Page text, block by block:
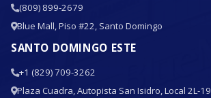
(809) 899-2679
Blue Mall, Piso #22, Santo Domingo
SANTO DOMINGO ESTE
+1 (829) 709-3262
Plaza Cuadra, Autopista San Isidro, Local 2L-19